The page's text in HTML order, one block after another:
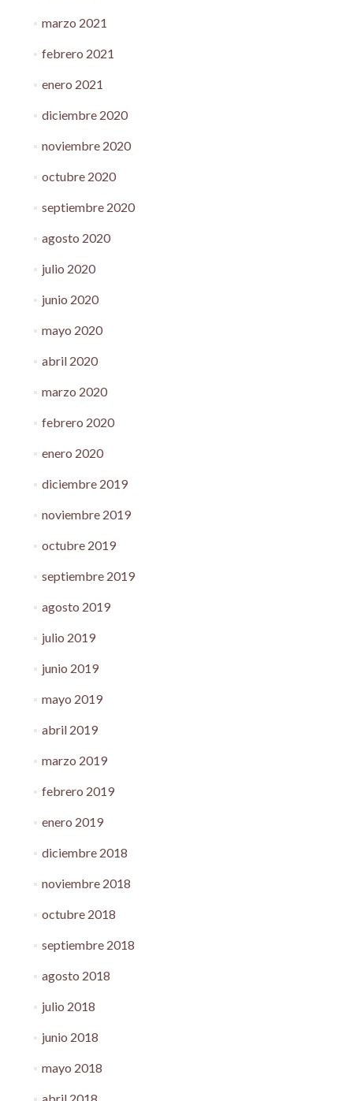
marzo 2021
febrero 2021
enero 2021
diciembre 2020
noviembre 2020
octubre 2020
septiembre 2020
agosto 2020
julio 2020
junio 2020
mayo 2020
abril 2020
marzo 2020
febrero 2020
enero 2020
diciembre 2019
noviembre 2019
octubre 2019
septiembre 2019
agosto 2019
julio 2019
junio 2019
mayo 2019
abril 2019
marzo 2019
febrero 2019
enero 2019
diciembre 2018
noviembre 2018
octubre 2018
septiembre 2018
agosto 2018
julio 2018
junio 2018
mayo 2018